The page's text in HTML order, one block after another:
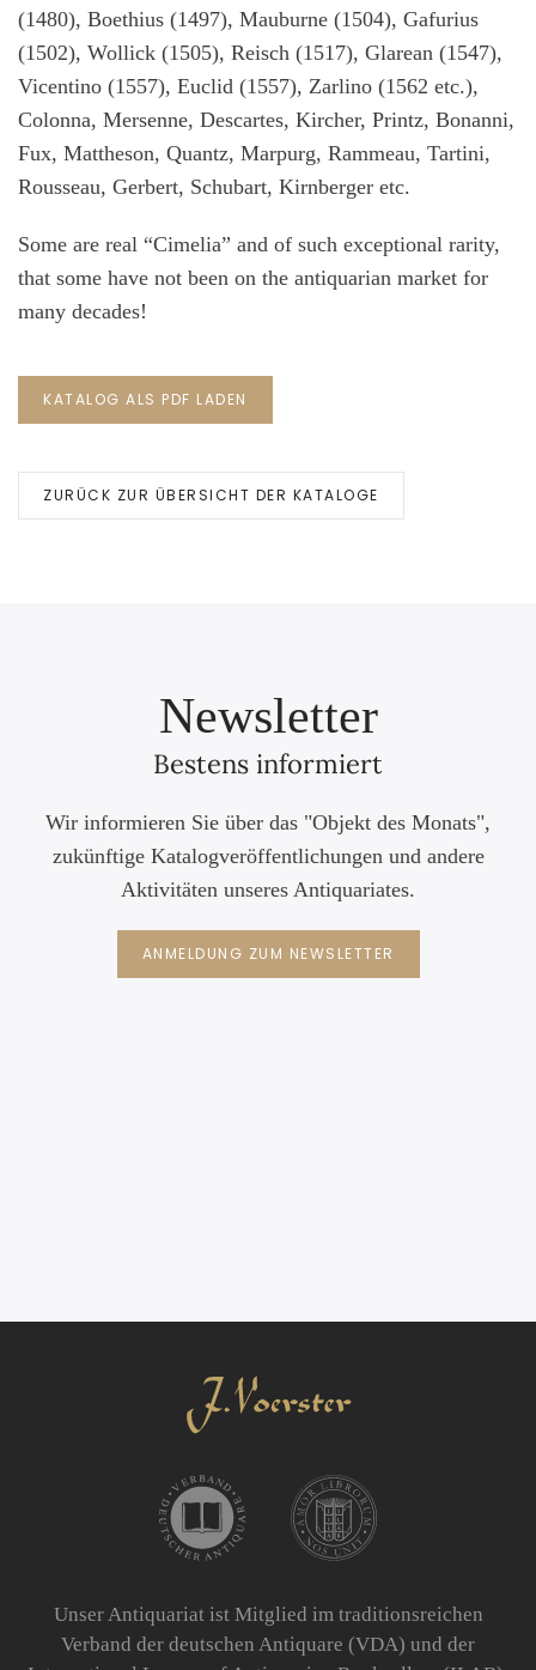
(1480), Boethius (1497), Mauburne (1504), Gafurius
(1502), Wollick (1505), Reisch (1517), Glarean (1547),
Vicentino (1557), Euclid (1557), Zarlino (1562 etc.),
Colonna, Mersenne, Descartes, Kircher, Printz, Bonanni,
Fux, Mattheson, Quantz, Marpurg, Rammeau, Tartini,
Rousseau, Gerbert, Schubart, Kirnberger etc.
Some are real “Cimelia” and of such exceptional rarity,
that some have not been on the antiquarian market for
many decades!
KATALOG ALS PDF LADEN
ZURÜCK ZUR ÜBERSICHT DER KATALOGE
Newsletter
Bestens informiert
Wir informieren Sie über das "Objekt des Monats",
zukünftige Katalogveröffentlichungen und andere
Aktivitäten unseres Antiquariates.
ANMELDUNG ZUM NEWSLETTER
Unser Antiquariat ist Mitglied im traditionsreichen
Verband der deutschen Antiquare (VDA) und der